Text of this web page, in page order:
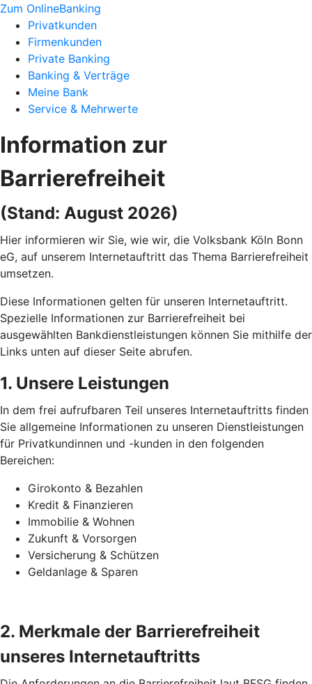
Zum OnlineBanking
Privatkunden
Firmenkunden
Private Banking
Banking & Verträge
Meine Bank
Service & Mehrwerte
Information zur
Barrierefreiheit
(Stand: August 2026)
Hier informieren wir Sie, wie wir, die Volksbank Köln Bonn
eG, auf unserem Internetauftritt das Thema Barrierefreiheit
umsetzen.
Diese Informationen gelten für unseren Internetauftritt.
Spezielle Informationen zur Barrierefreiheit bei
ausgewählten Bankdienstleistungen können Sie mithilfe der
Links unten auf dieser Seite abrufen.
1. Unsere Leistungen
In dem frei aufrufbaren Teil unseres Internetauftritts finden
Sie allgemeine Informationen zu unseren Dienstleistungen
für Privatkundinnen und -kunden in den folgenden
Bereichen:
Girokonto & Bezahlen
Kredit & Finanzieren
Immobilie & Wohnen
Zukunft & Vorsorgen
Versicherung & Schützen
Geldanlage & Sparen
2. Merkmale der Barrierefreiheit
unseres Internetauftritts